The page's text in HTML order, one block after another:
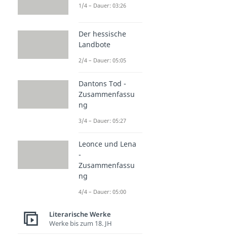
1/4 – Dauer: 03:26
Der hessische
Landbote
2/4 – Dauer: 05:05
Dantons Tod -
Zusammenfassu
ng
3/4 – Dauer: 05:27
Leonce und Lena
-
Zusammenfassu
ng
4/4 – Dauer: 05:00
Literarische Werke
Werke bis zum 18. JH